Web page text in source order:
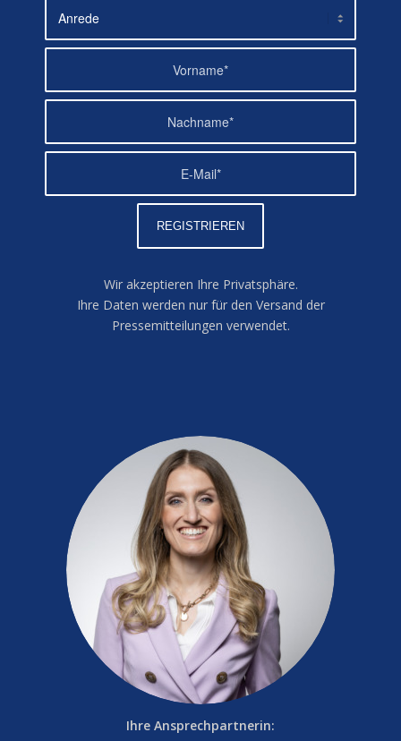
Wir akzeptieren Ihre Privatsphäre.
Ihre Daten werden nur für den Versand der
Pressemitteilungen verwendet.
Ihre Ansprechpartnerin: